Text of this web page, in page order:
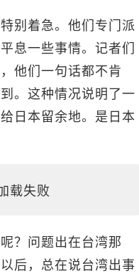
别着急。他们专门派
息一些事情。记者们
他们一句话都不肯
。这种情况说明了一
日本留余地。是日本
？问题出在台湾那
后，总在说台湾出事